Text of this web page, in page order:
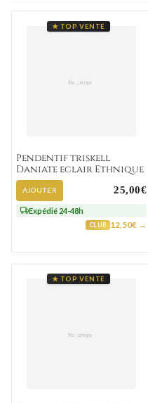
★ TOP VENTE
Pendentif triskell
Daniate eclair Ethnique
AJOUTER 25,00€
Expédié 24-48h
CLUB 12,50€ →
★ TOP VENTE